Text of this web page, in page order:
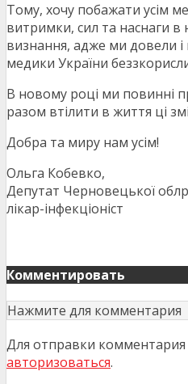
Тому, хочу побажати усім
витримки, сил та наснаги в
визнання, адже ми довели і
медики України
В новому році ми повинні
разом втілити в життя ці
Добра та миру нам усім!
Ольга Кобевко,
Депутат Черновецької
лікар-інфекціоніст
Комментировать
Нажмите для комментария
Для отправки
авторизоваться.